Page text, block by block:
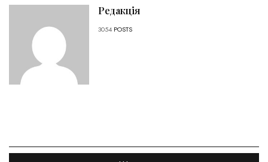
Редакція
3054 POSTS